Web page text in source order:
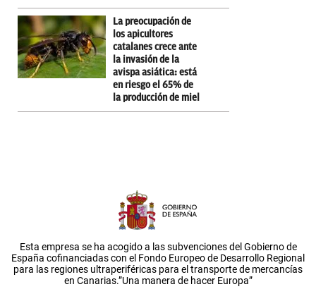
La preocupación de
los apicultores
catalanes crece ante
la invasión de la
avispa asiática: está
en riesgo el 65% de
la producción de miel
Esta empresa se ha acogido a las subvenciones del Gobierno de
España cofinanciadas con el Fondo Europeo de Desarrollo Regional
para las regiones ultraperiféricas para el transporte de mercancías
en Canarias.”Una manera de hacer Europa”